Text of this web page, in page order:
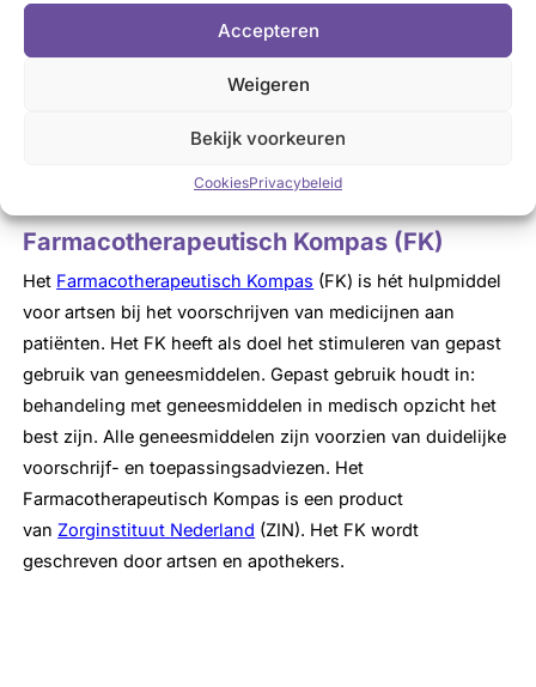
Accepteren
Weigeren
Bekijk voorkeuren
CookiesPrivacybeleid
de beschikbaarheid van medicijnen
beschikbaarheidsproblemen, bijvoorbeeld met de levering
Farmacotherapeutisch Kompas (FK)
Het Farmacotherapeutisch Kompas (FK) is hét hulpmiddel
voor artsen bij het voorschrijven van medicijnen aan
patiënten. Het FK heeft als doel het stimuleren van gepast
gebruik van geneesmiddelen. Gepast gebruik houdt in:
behandeling met geneesmiddelen in medisch opzicht het
best zijn. Alle geneesmiddelen zijn voorzien van duidelijke
voorschrijf- en toepassingsadviezen. Het
Farmacotherapeutisch Kompas is een product
van Zorginstituut Nederland (ZIN). Het FK wordt
geschreven door artsen en apothekers.